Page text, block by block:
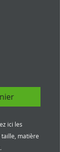
ici les
matière